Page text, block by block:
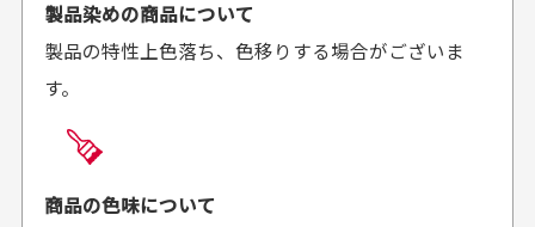
がとうございます。丁寧
に梱包されていて、商品
の状態も良好でした。気
があればよろしくお願い
来ました。またお願いし
商品の受け渡しは、ゆうパックでの配送のみとさせて
頂いております。
製品染めの商品について
製品の特性上色落ち、色移りする場合がございま
す。
商品の色味について